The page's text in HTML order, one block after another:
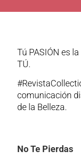
Tú PASIÓN es
TÚ.
comunicación
de la Belleza.
No Te Pierdas